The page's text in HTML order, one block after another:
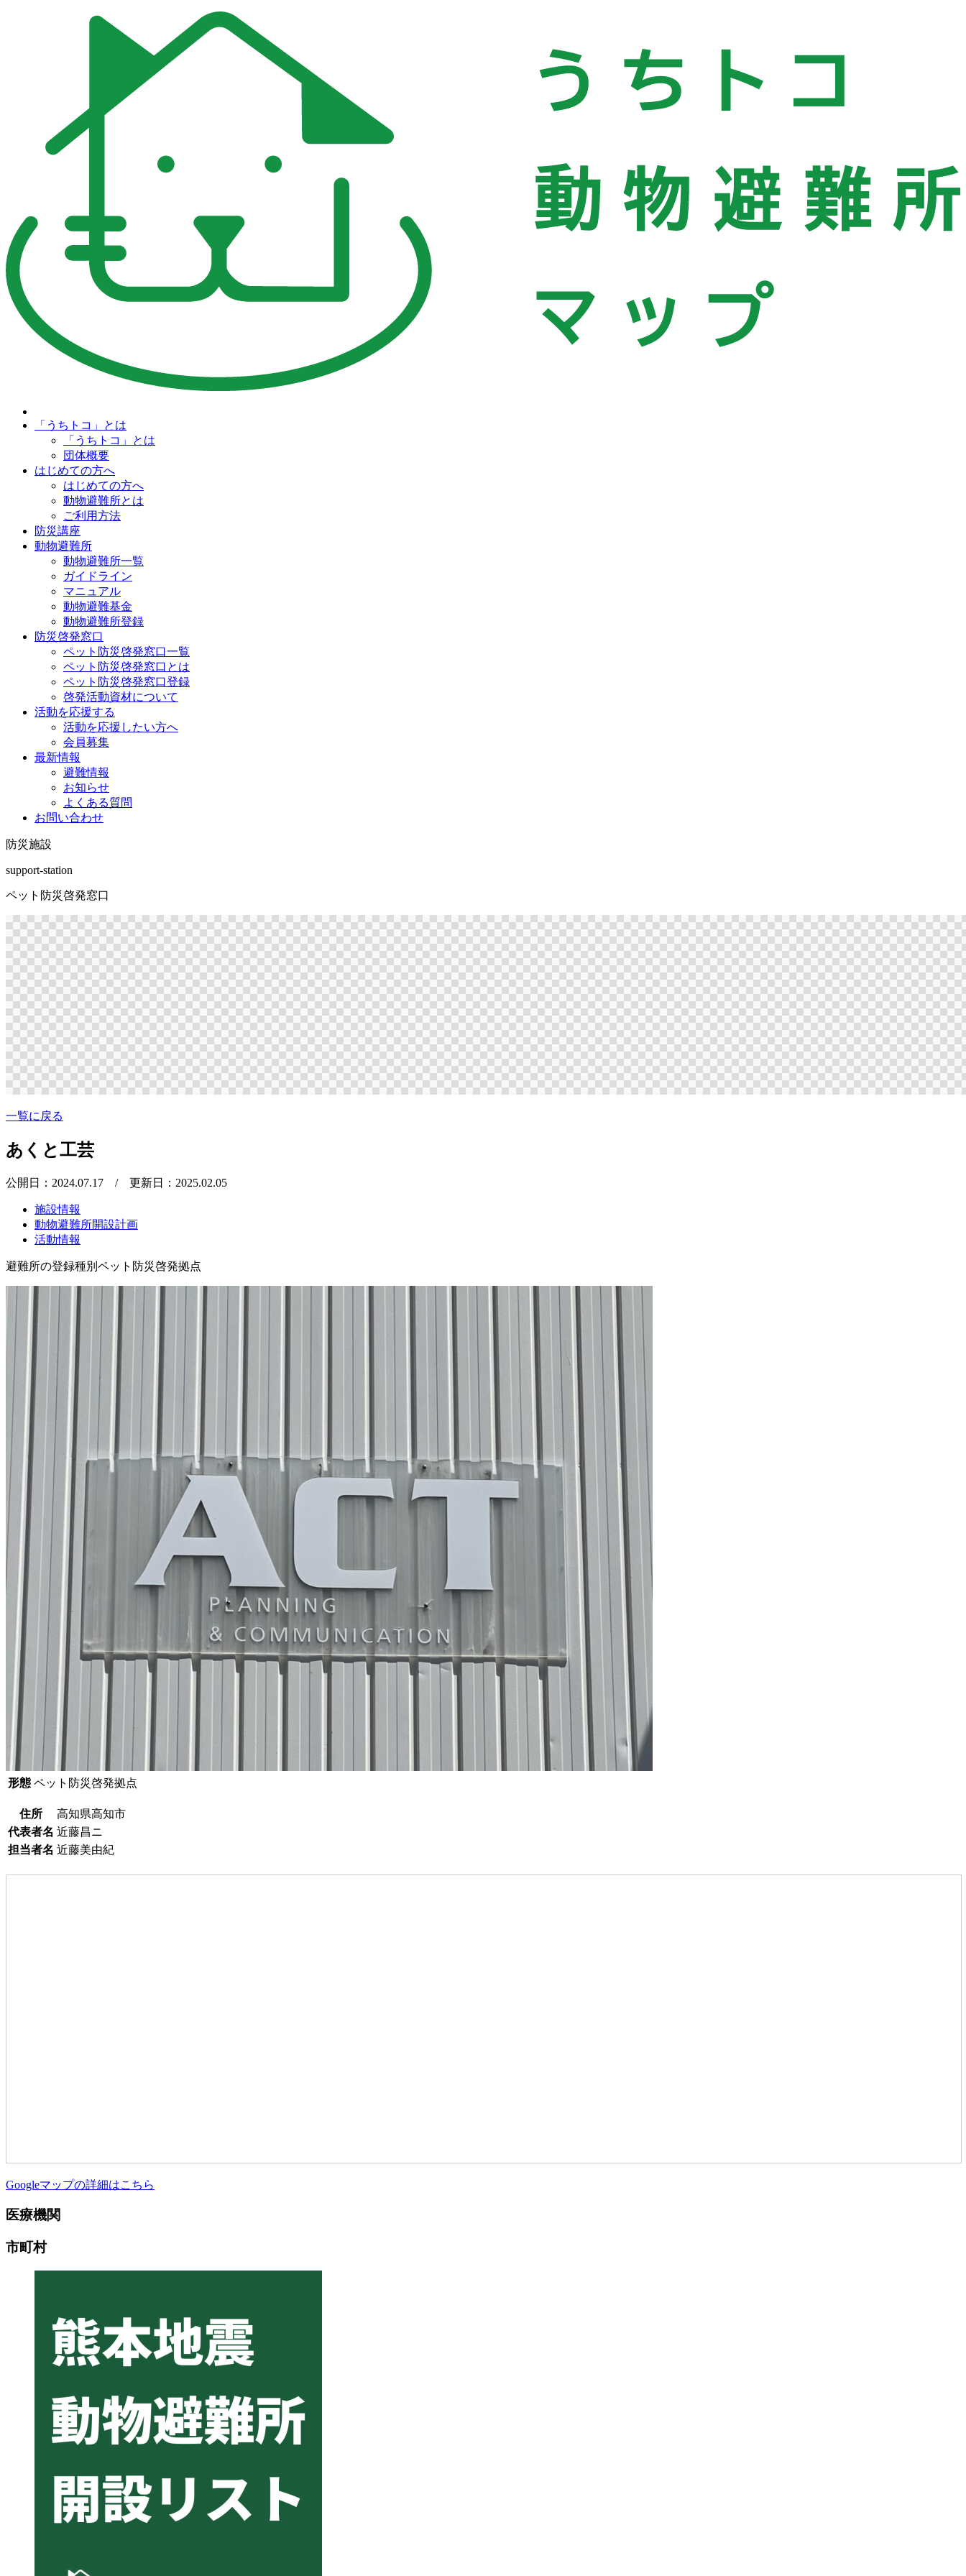
「うちトコ」とは
「うちトコ」とは
団体概要
はじめての方へ
はじめての方へ
動物避難所とは
ご利用方法
防災講座
動物避難所
動物避難所一覧
ガイドライン
マニュアル
動物避難基金
動物避難所登録
防災啓発窓口
ペット防災啓発窓口一覧
ペット防災啓発窓口とは
ペット防災啓発窓口登録
啓発活動資材について
活動を応援する
活動を応援したい方へ
会員募集
最新情報
避難情報
お知らせ
よくある質問
お問い合わせ
防災施設
support-station
ペット防災啓発窓口
一覧に戻る
あくと工芸
公開日：2024.07.17 / 更新日：2025.02.05
施設情報
動物避難所開設計画
活動情報
避難所の登録種別 ペット防災啓発拠点
形態 ペット防災啓発拠点
住所
高知県高知市
代表者名 近藤昌ニ
担当者名 近藤美由紀
Googleマップの詳細はこちら
医療機関
市町村